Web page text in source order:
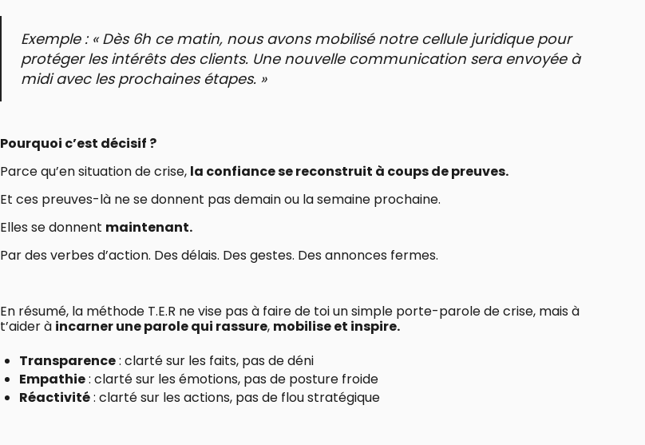
Exemple : « Dès 6h ce matin, nous avons mobilisé notre cellule juridique pour
protéger les intérêts des clients. Une nouvelle communication sera envoyée à
midi avec les prochaines étapes. »
Pourquoi c’est décisif ?
Parce qu’en situation de crise, la confiance se reconstruit à coups de preuves.
Et ces preuves-là ne se donnent pas demain ou la semaine prochaine.
Elles se donnent maintenant.
Par des verbes d’action. Des délais. Des gestes. Des annonces fermes.
En résumé, la méthode T.E.R ne vise pas à faire de toi un simple porte-parole de crise, mais à
t’aider à incarner une parole qui rassure, mobilise et inspire.
Transparence: clarté sur les faits, pas de déni
Empathie: clarté sur les émotions, pas de posture froide
Réactivité: clarté sur les actions, pas de flou stratégique